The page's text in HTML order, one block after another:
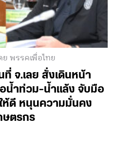
ย พรรคเพื่อไทย
ที่ จ.เลย สั่งเดินหน้า
น้ำท่วม-น้ำแล้ง จับมือ
ห้ดี หนุนความมั่นคง
ษตรกร